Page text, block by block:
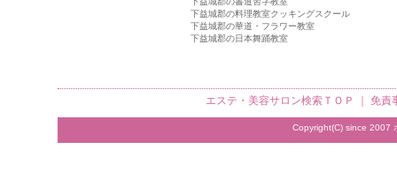
下益城郡の料理教室クッキングスクール
下益城郡の華道・フラワー教室
下益城郡の日本舞踊教室
エステ・美容サロン検索 ＴＯＰ ｜ 免責
Copyright(C) since 2007